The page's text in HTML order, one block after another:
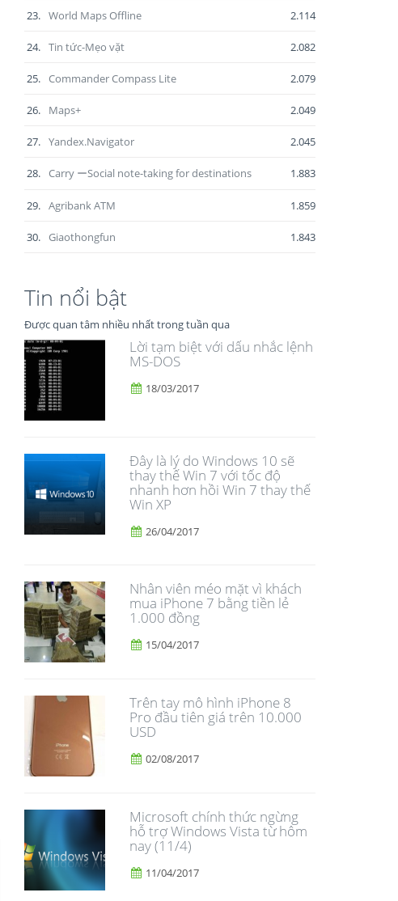
23. World Maps Offline 2.114
24. Tin tức-Mẹo vặt 2.082
25. Commander Compass Lite 2.079
26. Maps+ 2.049
27. Yandex.Navigator 2.045
28. Carry ーSocial note-taking for destinations 1.883
29. Agribank ATM 1.859
30. Giaothongfun 1.843
Tin nổi bật
Được quan tâm nhiều nhất trong tuần qua
Lời tạm biệt với dấu nhắc lệnh
MS-DOS
18/03/2017
Đây là lý do Windows 10 sẽ
thay thế Win 7 với tốc độ
nhanh hơn hồi Win 7 thay thế
Win XP
26/04/2017
Nhân viên méo mặt vì khách
mua iPhone 7 bằng tiền lẻ
1.000 đồng
15/04/2017
Trên tay mô hình iPhone 8
Pro đầu tiên giá trên 10.000
USD
02/08/2017
Microsoft chính thức ngừng
hỗ trợ Windows Vista từ hôm
nay (11/4)
11/04/2017